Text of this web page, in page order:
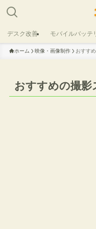
デスク改善 モバイルバッテ
ホーム 映像・画像制作 おすす
おすすめの撮影